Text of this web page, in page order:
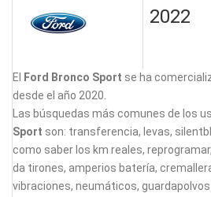
2022
El Ford Bronco Sport se ha
desde el año 2020.
Las búsquedas más comunes de los
Sport son: transferencia, levas,
como saber los km reales,
da tirones, amperios batería,
vibraciones, neumáticos,